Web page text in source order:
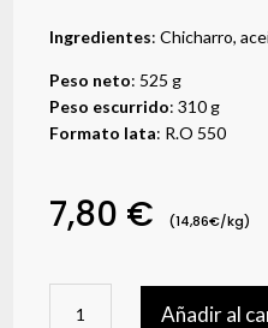
Ingredientes: Chicharro,
Peso neto: 525 g
Peso escurrido: 310 g
Formato lata: R.O 550
7,80 € (14,86€/kg)
Añadir al